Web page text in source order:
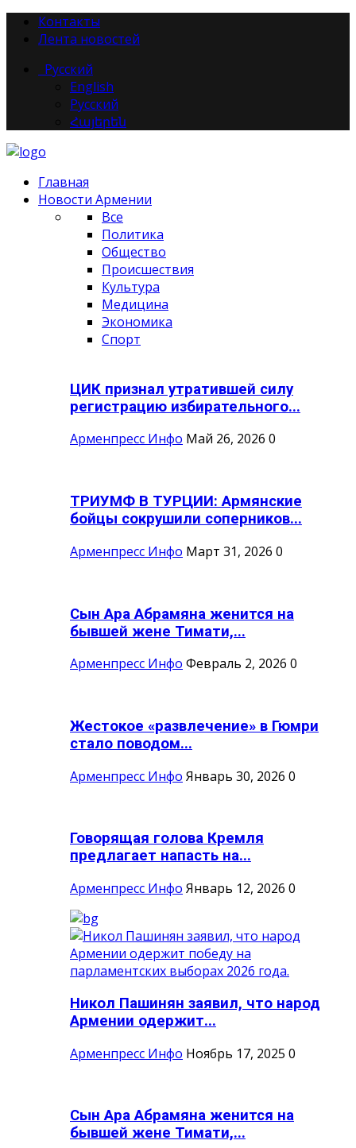
Контакты
Лента новостей
Русский
English
Русский
Հայերեն
Главная
Новости Армении
Все
Политика
Общество
Происшествия
Культура
Медицина
Экономика
Спорт
ЦИК признал утратившей силу
регистрацию избирательного...
Арменпресс Инфо Май 26, 2026 0
ТРИУМФ В ТУРЦИИ: Армянские
бойцы сокрушили соперников...
Арменпресс Инфо Март 31, 2026 0
Сын Ара Абрамяна женится на
бывшей жене Тимати,...
Арменпресс Инфо Февраль 2, 2026 0
Жестокое «развлечение» в Гюмри
стало поводом...
Арменпресс Инфо Январь 30, 2026 0
Говорящая голова Кремля
предлагает напасть на...
Арменпресс Инфо Январь 12, 2026 0
Никол Пашинян заявил, что народ
Армении одержит...
Арменпресс Инфо Ноябрь 17, 2025 0
Сын Ара Абрамяна женится на
бывшей жене Тимати,...